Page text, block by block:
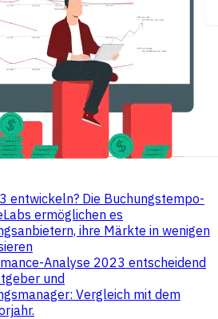
entwickeln? Die Buchungstempo-
ermöglichen es
ihre Märkte in wenigen
Analyse 2023 entscheidend
und
Vergleich mit dem